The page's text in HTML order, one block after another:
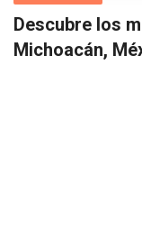
Descubre los
Michoacán,